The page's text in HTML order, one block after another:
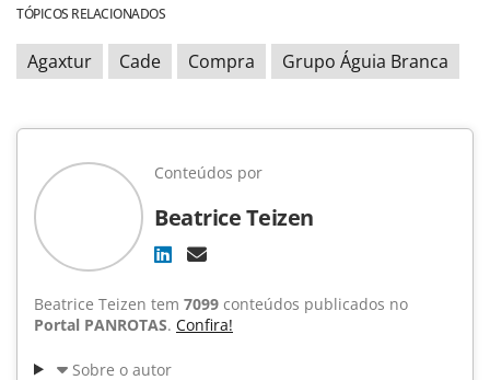
TÓPICOS RELACIONADOS
Agaxtur Cade Compra Grupo Águia Branca
Conteúdos por
Beatrice Teizen
Beatrice Teizen tem 7099 conteúdos publicados no
Portal PANROTAS. Confira!
Sobre o autor